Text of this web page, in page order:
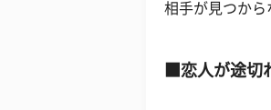
相手が見つから
■恋人が途切